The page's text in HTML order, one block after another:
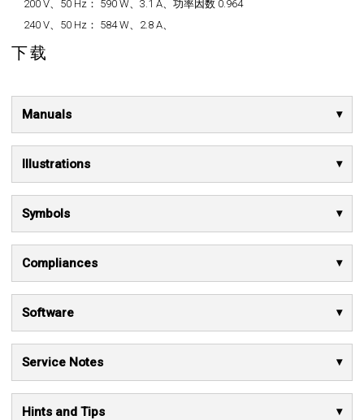
200 V、50 Hz： 590 W、3.1 A、功率因数 0.964
240 V、50 Hz： 584 W、2.8 A、
下载
Manuals
Illustrations
Symbols
Compliances
Software
Service Notes
Hints and Tips